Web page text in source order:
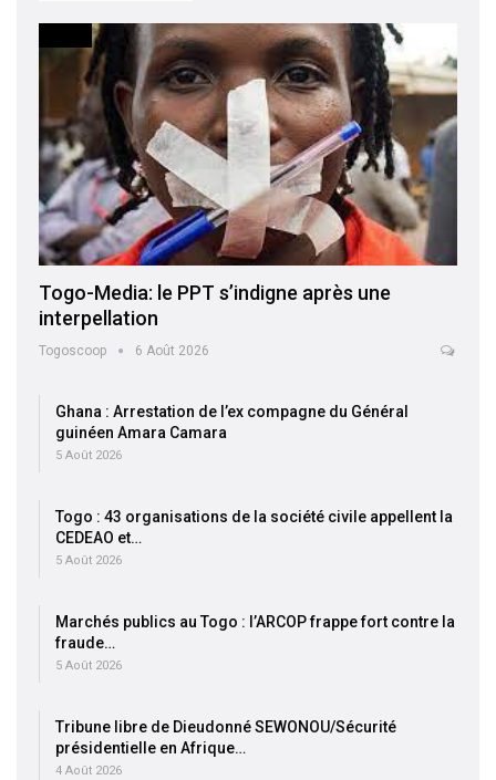
Togo-Media: le PPT s’indigne après une
interpellation
Togoscoop 6 Août 2026
Ghana : Arrestation de l’ex compagne du Général
guinéen Amara Camara
5 Août 2026
Togo : 43 organisations de la société civile appellent la
CEDEAO et…
5 Août 2026
Marchés publics au Togo : l’ARCOP frappe fort contre la
fraude…
5 Août 2026
Tribune libre de Dieudonné SEWONOU/Sécurité
présidentielle en Afrique…
4 Août 2026